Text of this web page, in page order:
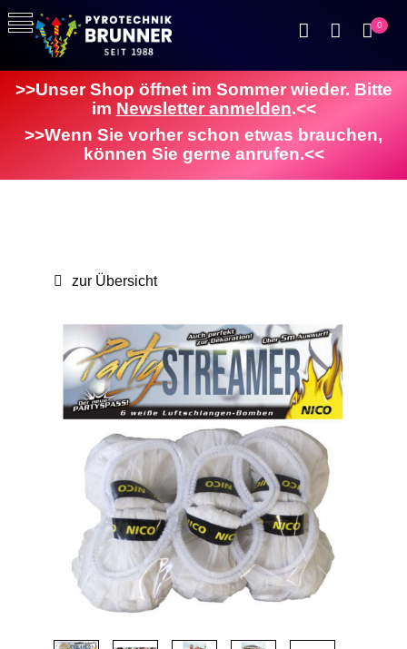
0
>>Unser Shop öffnet im Sommer wieder. Bitte
im Newsletter anmelden.<<
>>Wenn Sie vorher schon etwas brauchen,
können Sie gerne anrufen.<<
zur Übersicht